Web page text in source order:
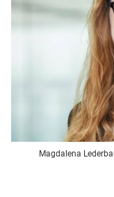
Magdalena